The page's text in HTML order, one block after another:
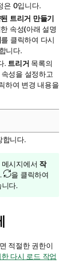
은 0입니다.
트리거 만들기
속성(아래 설명
를 클릭하여 다시
니다.
. 트리거 목록의
성을 설정하고
하여 변경 내용을
합니다.
시지에서 작
.
을 클릭하여
다.
적절한 권한이
다시 로드 작업